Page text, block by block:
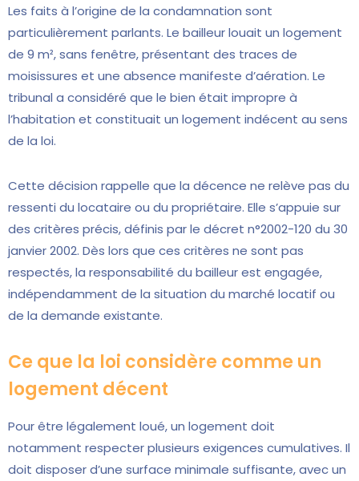
Les faits à l’origine de la condamnation sont
particulièrement parlants. Le bailleur louait un logement
de 9 m², sans fenêtre, présentant des traces de
moisissures et une absence manifeste d’aération. Le
tribunal a considéré que le bien était impropre à
l’habitation et constituait un logement indécent au sens
de la loi.
Cette décision rappelle que la décence ne relève pas du
ressenti du locataire ou du propriétaire. Elle s’appuie sur
des critères précis, définis par le décret n°2002-120 du 30
janvier 2002. Dès lors que ces critères ne sont pas
respectés, la responsabilité du bailleur est engagée,
indépendamment de la situation du marché locatif ou
de la demande existante.
Ce que la loi considère comme un
logement décent
Pour être légalement loué, un logement doit
notamment respecter plusieurs exigences cumulatives. Il
doit disposer d’une surface minimale suffisante, avec un